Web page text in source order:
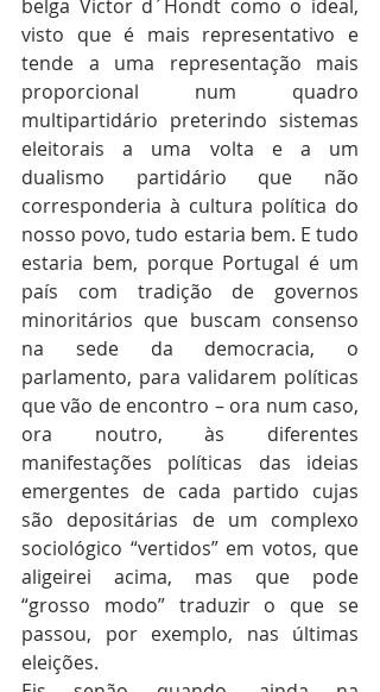
belga Victor d´Hondt como o ideal,
visto que é mais representativo e
tende a uma representação mais
proporcional num quadro
multipartidário preterindo sistemas
eleitorais a uma volta e a um
dualismo partidário que não
corresponderia à cultura política do
nosso povo, tudo estaria bem. E tudo
estaria bem, porque Portugal é um
país com tradição de governos
minoritários que buscam consenso
na sede da democracia, o
parlamento, para validarem políticas
que vão de encontro – ora num caso,
ora noutro, às diferentes
manifestações políticas das ideias
emergentes de cada partido cujas
são depositárias de um complexo
sociológico “vertidos” em votos, que
aligeirei acima, mas que pode
“grosso modo” traduzir o que se
passou, por exemplo, nas últimas
eleições.